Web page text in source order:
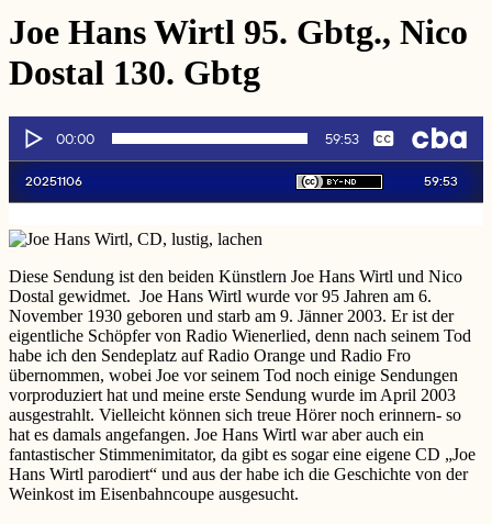
Joe Hans Wirtl 95. Gbtg., Nico
Dostal 130. Gbtg
Diese Sendung ist den beiden Künstlern Joe Hans Wirtl und Nico
Dostal gewidmet. Joe Hans Wirtl wurde vor 95 Jahren am 6.
November 1930 geboren und starb am 9. Jänner 2003. Er ist der
eigentliche Schöpfer von Radio Wienerlied, denn nach seinem Tod
habe ich den Sendeplatz auf Radio Orange und Radio Fro
übernommen, wobei Joe vor seinem Tod noch einige Sendungen
vorproduziert hat und meine erste Sendung wurde im April 2003
ausgestrahlt. Vielleicht können sich treue Hörer noch erinnern- so
hat es damals angefangen. Joe Hans Wirtl war aber auch ein
fantastischer Stimmenimitator, da gibt es sogar eine eigene CD „Joe
Hans Wirtl parodiert“ und aus der habe ich die Geschichte von der
Weinkost im Eisenbahncoupe ausgesucht.